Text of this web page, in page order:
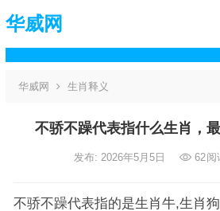
华威网
华威网 生肖释义
不骄不躁代表指什么生肖，
发布: 2026年5月5日 62阅
不骄不躁代表指的是生肖牛,生肖